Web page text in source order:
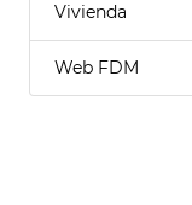
Vivienda
Web FDM